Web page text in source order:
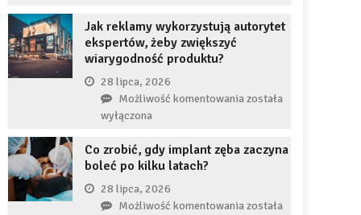
braku
zęba
chroni
Jak reklamy wykorzystują autorytet
ekspertów, żeby zwiększyć
wiarygodność produktu?
28 lipca, 2026
Możliwość komentowaniaJak
autorytet
zwiększyć
została
wyłączona
Co zrobić, gdy implant zęba zaczyna
boleć po kilku latach?
28 lipca, 2026
Możliwość komentowaniaCo
została